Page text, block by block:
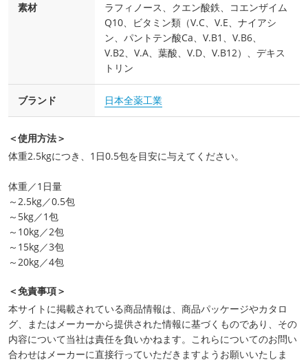
素材
ラフィノース、クエン酸鉄、コエンザイム
Q10、ビタミン類（V.C、V.E、ナイアシ
ン、パントテン酸Ca、V.B1、V.B6、
V.B2、V.A、葉酸、V.D、V.B12）、デキス
トリン
ブランド 日本全薬工業
＜使用方法＞
体重2.5kgにつき、1日0.5包を目安に与えてください。
体重／1日量
～2.5kg／0.5包
～5kg／1包
～10kg／2包
～15kg／3包
～20kg／4包
＜免責事項＞
本サイトに掲載されている商品情報は、商品パッケージやカタロ
グ、またはメーカーから提供された情報に基づくものであり、その
内容について当社は責任を負いかねます。これらについてのお問い
合わせはメーカーに直接行っていただきますようお願いいたしま